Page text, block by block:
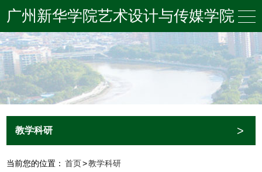
广州新华学院艺术设计与传媒学院
教学科研 >
当前您的位置： 首页>教学科研